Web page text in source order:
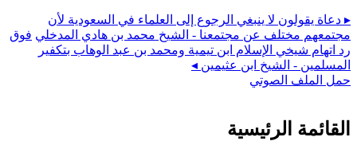
▸ دعاة يقولون لا ينبغي الرجوع إلى العلماء في السعودية لأن
مجتمعهم مختلف عن مجتمعنا - الشيخ محمد بن هادي المدخلي فوق
رد اتهام شيخي الإسلام ابن تيمية ومحمد بن عبد الوهاب بتكفير
المسلمين - الشيخ ابن عثيمين ◂
حمل الملف الصوتي
القائمة الرئيسية